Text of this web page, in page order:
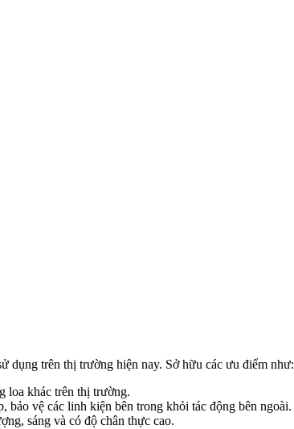
dụng trên thị trường hiện nay. Sở hữu các ưu điểm như:
loa khác trên thị trường.
vệ các linh kiện bên trong khỏi tác động bên ngoài.
sáng và có độ chân thực cao.